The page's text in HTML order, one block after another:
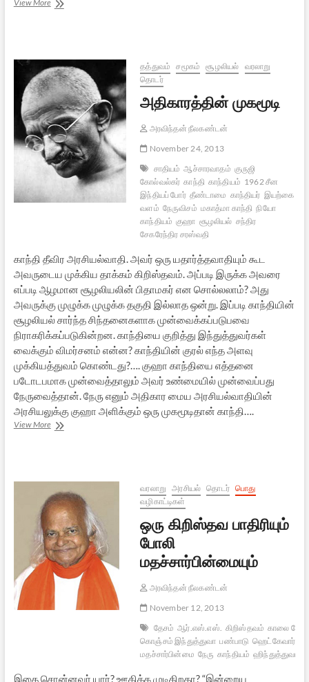
View More
தத்துவம்
சமூகம் சூழலியல் வரலாறு
தொடர்
அதிகாரத்தின் முகமூடி
அரவிந்தன் நீலகண்டன்
November 24, 2013
சாதியம் ஆச்சாரவாதம் குருஜி
கோல்வல்கர் காந்தி காந்தியம் 1962 சீன
இந்தியப் போர் தீண்டாமை காந்தியர் இயற்கை
வளம் நேருவிசம் மகாத்மா காந்தி நியோ
காந்தியம் குஹா சூழலியல் சந்திர
சேகரேந்திர சரஸ்வதி
காந்தி தீவிர அரசியல்வாதி. அவர் ஒரு யதார்த்தவாதியும் கூட
அவருடைய முக்கிய தாக்கம் கிறிஸ்தவம். அப்படி இருக்க அவரை
எப்படி ஆழமான சூழலியலின் பிதாமகர் என சொல்லலாம்? அது
அவருக்கு முழுக்க முழுக்க தகுதி இல்லாத ஒன்று. இப்படி காந்தியின்
சூழலியல் சார்ந்த சிந்தனைகளாக முன்வைக்கப்படுபவை
நிராகரிக்கப்படுகின்றன. காந்தியை குறித்து இந்துத்துவர்கள்
வைக்கும் விமர்சனம் என்ன? காந்தியின் குரல் எந்த அளவு
முக்கியத்துவம் கொண்டது?…. குஹா காந்தியை எத்தனை
படோடபமாக முன்வைத்தாலும் அவர் உண்மையில் முன்வைப்பது
நேருவைத்தான். நேரு எனும் அதிகார மைய அரசியல்வாதியின்
அரசியலுக்கு குஹா அளிக்கும் ஒரு முகமூடிதான் காந்தி….
View Moreஅதிகாரத்தின்
வரலாறு அரசியல் தொடர் பொது
வழிகாட்டிகள்
ஒரு கிறிஸ்தவ பாதிரியும்
போலி
மதச்சார்பின்மையும்
அரவிந்தன் நீலகண்டன்
November 12, 2013
தேசம் ஆர்.எஸ்.எஸ். கிறிஸ்தவம் காலை
கொஞ்சம் இந்துத்துவா பண்பாடு ஹெட்கேவார்
மதச்சார்பின்மை நேரு காந்தியம் ஹிந்துத்துவம்
இதை சொன்னவர் யார்? ஊகிக்க முடிகிறதா? “இன்றைய